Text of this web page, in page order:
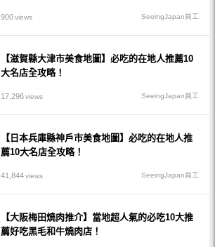
900views SeeingJapan員工
【滋賀縣大津市美食地圖】必吃的在地人推薦10
大名店全攻略！
17,296views SeeingJapan員工
【日本兵庫縣神戶市美食地圖】必吃的在地人推
薦10大名店全攻略！
41,844views SeeingJapan員工
【大阪梅田燒肉推介】當地超人氣的必吃10大推
薦好吃黑毛和牛燒肉店！